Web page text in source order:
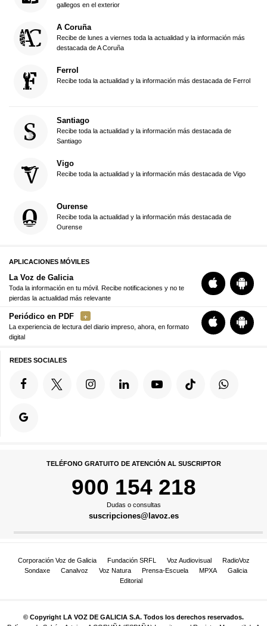
gallegos en el exterior
A Coruña
Recibe de lunes a viernes toda la actualidad y la información más
destacada de A Coruña
Ferrol
Recibe toda la actualidad y la información más destacada de Ferrol
Santiago
Recibe toda la actualidad y la información más destacada de
Santiago
Vigo
Recibe toda la actualidad y la información más destacada de Vigo
Ourense
Recibe toda la actualidad y la información más destacada de
Ourense
APLICACIONES MÓVILES
La Voz de Galicia
Toda la información en tu móvil. Recibe notificaciones y no te
pierdas la actualidad más relevante
Periódico en PDF
La experiencia de lectura del diario impreso, ahora, en formato
digital
REDES SOCIALES
TELÉFONO GRATUITO DE ATENCIÓN AL SUSCRIPTOR
900 154 218
Dudas o consultas
suscripciones@lavoz.es
Corporación Voz de Galicia Fundación SRFL Voz Audiovisual
RadioVoz
Sondaxe
Canalvoz Voz Natura Prensa-Escuela MPXA
Galicia
Editorial
© Copyright LA VOZ DE GALICIA S.A. Todos los derechos reservados.